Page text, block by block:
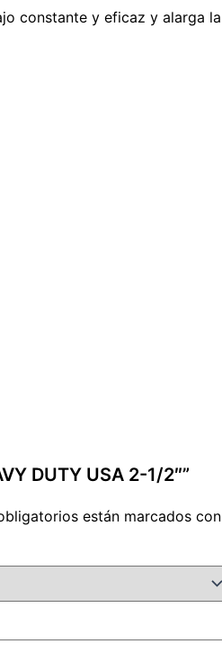
constante y eficaz y alarga la
DUTY USA 2-1/2″”
están marcados con